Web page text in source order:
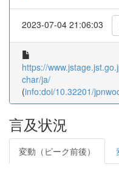
2023-07-04 21:06:03
https://
char/ja/
(info:doi/10.32201/
言及状況
変動（ピーク前後）